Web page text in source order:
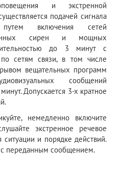
и экстренной
подачей сигнала
включения сетей
сирен и мощных
до 3 минут с
сетям связи, в том числе
вещательных программ
сообщений
Допускается 3-х кратное
немедленно включите
экстренное речевое
и порядке действий.
с переданным сообщением.